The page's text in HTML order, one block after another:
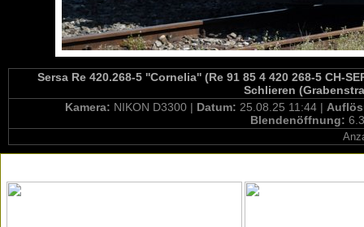
Sersa Re 420.268-5 ''Cornelia'' (Re 91 85 4 420 268-5 CH-
Schlieren
Kamera: NIKON D3300 | Datum: 25.08.25 11:44 |
Blendenöffnung: